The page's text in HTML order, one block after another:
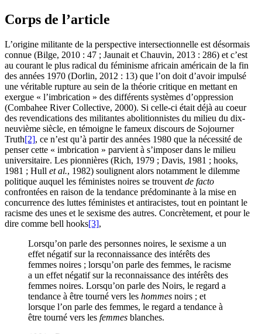
Corps de l’article
L’origine militante de la perspective intersectionnelle est désormais
connue (Bilge, 2010 : 47 ; Jaunait et Chauvin, 2013 : 286) et c’est
au courant le plus radical du féminisme africain américain de la fin
des années 1970 (Dorlin, 2012 : 13) que l’on doit d’avoir impulsé
une véritable rupture au sein de la théorie critique en mettant en
exergue « l’imbrication » des différents systèmes d’oppression
(Combahee River Collective, 2000). Si celle-ci était déjà au coeur
des revendications des militantes abolitionnistes du milieu du dix-
neuvième siècle, en témoigne le fameux discours de Sojourner
Truth[2], ce n’est qu’à partir des années 1980 que la nécessité de
penser cette « imbrication » parvient à s’imposer dans le milieu
universitaire. Les pionnières (Rich, 1979 ; Davis, 1981 ; hooks,
1981 ; Hull et al., 1982) soulignent alors notamment le dilemme
politique auquel les féministes noires se trouvent de facto
confrontées en raison de la tendance prédominante à la mise en
concurrence des luttes féministes et antiracistes, tout en pointant le
racisme des unes et le sexisme des autres. Concrètement, et pour le
dire comme bell hooks[3],
Lorsqu’on parle des personnes noires, le sexisme a un
effet négatif sur la reconnaissance des intérêts des
femmes noires ; lorsqu’on parle des femmes, le racisme
a un effet négatif sur la reconnaissance des intérêts des
femmes noires. Lorsqu’on parle des Noirs, le regard a
tendance à être tourné vers les hommes noirs ; et
lorsque l’on parle des femmes, le regard a tendance à
être tourné vers les femmes blanches.